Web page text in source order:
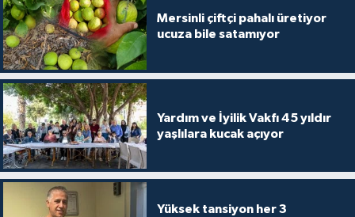
Mersinli çiftçi pahalı üretiyor
ucuza bile satamıyor
Yardım ve İyilik Vakfı 45 yıldır
yaşlılara kucak açıyor
Yüksek tansiyon her 3